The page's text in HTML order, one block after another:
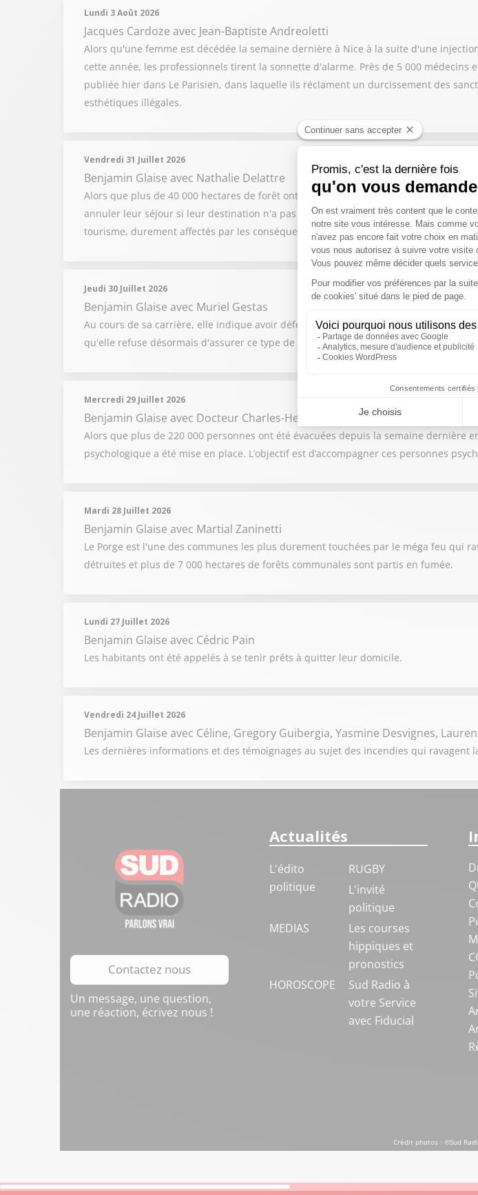
Lundi 3 Août 2026
Jacques Cardoze avec Jean-Baptiste Andreoletti
Alors qu'une femme est décédée la semaine dernière à Nice à la suite d'une
cette année, les professionnels tirent la sonnette d'alarme. Près de 5 000
publiée hier dans Le Parisien, dans laquelle ils réclament un durcissement des
esthétiques illégales.
Vendredi 31 Juillet 2026
Benjamin Glaise avec Nathalie Delattre
Alors que plus de 40 000 hectares de forêt ont brûlé en une semaine en Gironde,
annuler leur séjour si leur destination n'a pas été touchée par les incendies. Selon
tourisme, durement affectés par les conséquences de ces feux.
Jeudi 30 Juillet 2026
Benjamin Glaise avec Muriel Gestas
Au cours de sa carrière, elle indique avoir défendu une dizaine de personnes
qu'elle refuse désormais d'assurer ce type de défense, estimant qu'il y a peu
Mercredi 29 Juillet 2026
Benjamin Glaise avec Docteur Charles-Henry Martin
Alors que plus de 220 000 personnes ont été évacuées depuis la semaine dernière
psychologique a été mise en place. L’objectif est d’accompagner ces personnes
Mardi 28 Juillet 2026
Benjamin Glaise avec Martial Zaninetti
Le Porge est l'une des communes les plus durement touchées par le méga feu qui
détruites et plus de 7 000 hectares de forêts communales sont partis en fumée.
Lundi 27 Juillet 2026
Benjamin Glaise avec Cédric Pain
Les habitants ont été appelés à se tenir prêts à quitter leur domicile.
Vendredi 24 Juillet 2026
Benjamin Glaise avec Céline, Gregory Guibergia, Yasmine Desvignes,
Les dernières informations et des témoignages au sujet des incendies qui ravagent
Contactez nous
Un message, une question,
une réaction, écrivez nous !
Actualités
L'édito
politique
RUGBY
L'invité
politique
MEDIAS
Les courses
hippiques et
pronostics
HOROSCOPE
Sud Radio à
votre Service
avec Fiducial
Crédit photos : ©Sud